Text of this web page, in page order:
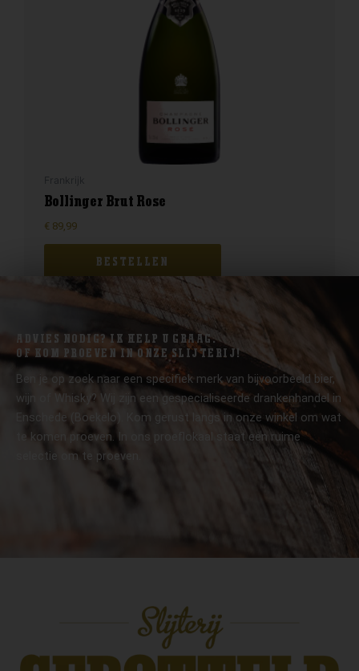
Bollinger Brut Rose
€ 89,99
BESTELLEN
ADVIES NODIG? IK HELP U GRAAG.
OF KOM PROEVEN IN ONZE SLIJTERIJ!
Ben je op zoek naar een specifiek merk van bijvoorbeeld bier,
wijn of Whisky? Wij zijn een gespecialiseerde drankenhandel in
Enschede (Boekelo). Kom gerust langs in onze winkel om wat
te komen proeven. In ons proeflokaal staat een ruime
selectie om te proeven.